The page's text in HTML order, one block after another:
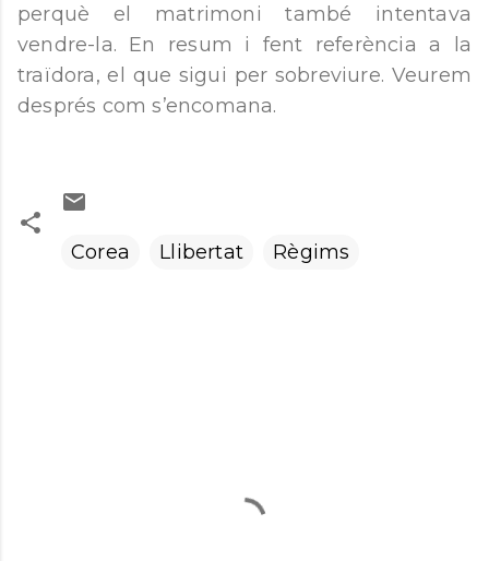
perquè el matrimoni també intentava
vendre-la. En resum i fent referència a la
traïdora, el que sigui per sobreviure. Veurem
després com s’encomana.
Corea Llibertat Règims